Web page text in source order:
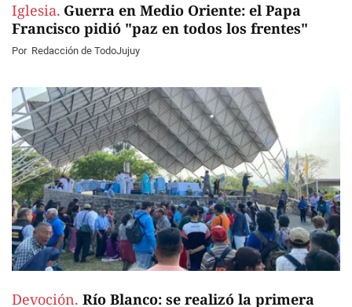
Iglesia. Guerra en Medio Oriente: el Papa
Francisco pidió "paz en todos los frentes"
Por Redacción de TodoJujuy
Devoción. Río Blanco: se realizó la primera